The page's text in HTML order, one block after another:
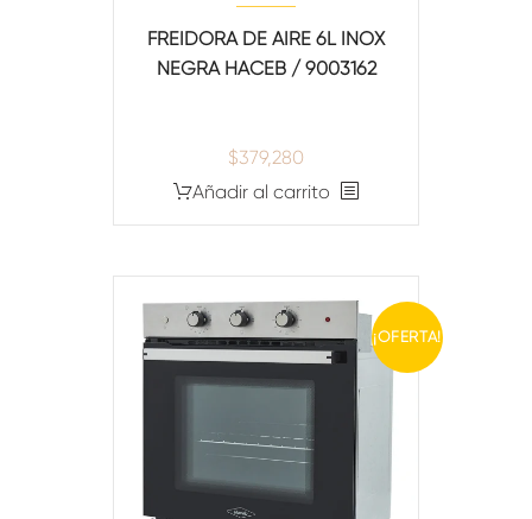
FREIDORA DE AIRE 6L INOX
NEGRA HACEB / 9003162
$379,280
Añadir al carrito
¡OFERTA!